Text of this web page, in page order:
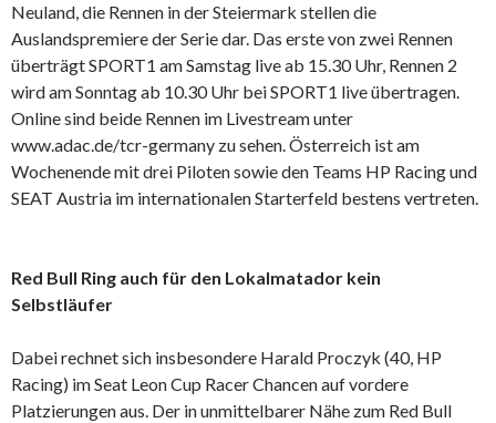
Neuland, die Rennen in der Steiermark stellen die
Auslandspremiere der Serie dar. Das erste von zwei Rennen
überträgt SPORT1 am Samstag live ab 15.30 Uhr, Rennen 2
wird am Sonntag ab 10.30 Uhr bei SPORT1 live übertragen.
Online sind beide Rennen im Livestream unter
www.adac.de/tcr-germany zu sehen. Österreich ist am
Wochenende mit drei Piloten sowie den Teams HP Racing und
SEAT Austria im internationalen Starterfeld bestens vertreten.
Red Bull Ring auch für den Lokalmatador kein
Selbstläufer
Dabei rechnet sich insbesondere Harald Proczyk (40, HP
Racing) im Seat Leon Cup Racer Chancen auf vordere
Platzierungen aus. Der in unmittelbarer Nähe zum Red Bull